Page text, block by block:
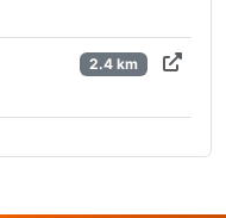
2.4 km